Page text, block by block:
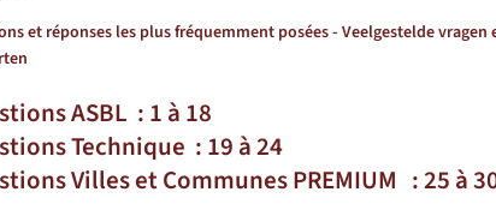
et réponses les plus fréquemment posées - Veelgestelde
ASBL : 1 à 18
Technique : 19 à 24
Villes et Communes PREMIUM : 25 à